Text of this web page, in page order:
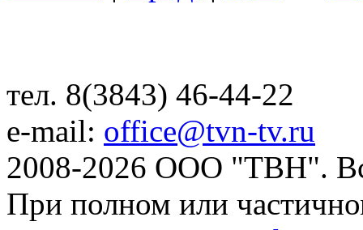
тел. 8(3843) 46-44-22
e-mail: office@tvn-tv.ru
2008-2026 ООО "ТВН".
При полном или